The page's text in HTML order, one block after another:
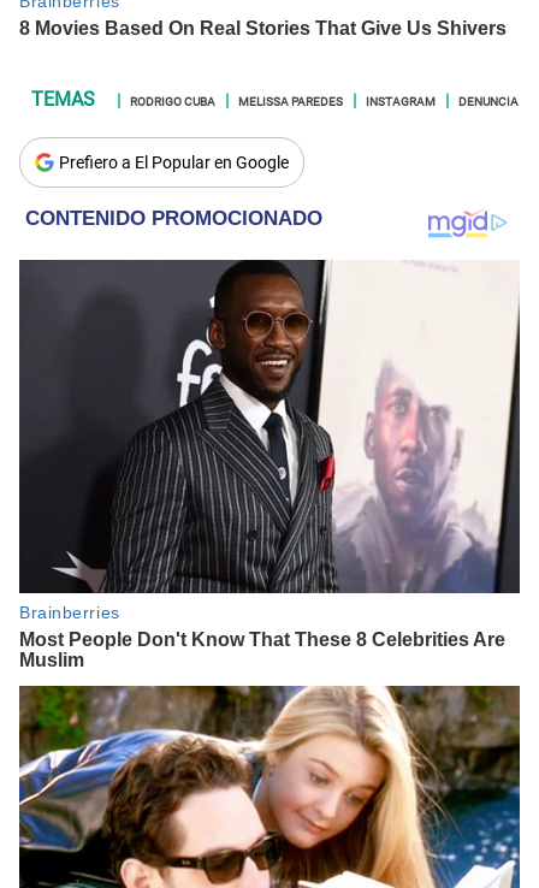
RODRIGO CUBA MELISSA PAREDES INSTAGRAM DENUNCIA
Prefiero a El Popular en Google